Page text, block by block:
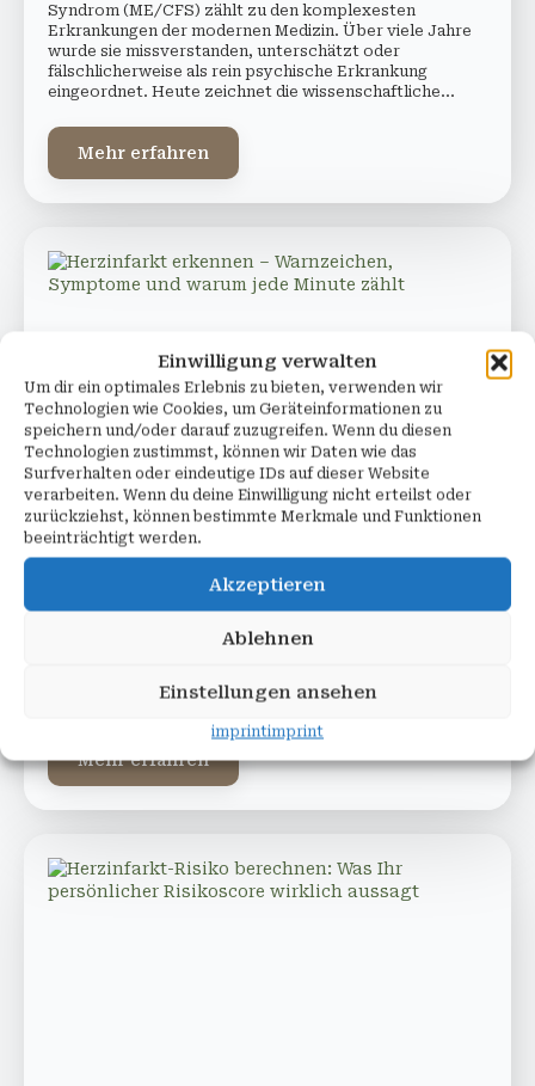
Einwilligung verwalten
Um dir ein optimales Erlebnis zu bieten, verwenden wir
Technologien wie Cookies, um Geräteinformationen zu
speichern und/oder darauf zuzugreifen. Wenn du diesen
Technologien zustimmst, können wir Daten wie das
Surfverhalten oder eindeutige IDs auf dieser Website
verarbeiten. Wenn du deine Einwilligung nicht erteilst oder
zurückziehst, können bestimmte Merkmale und Funktionen
beeinträchtigt werden.
Akzeptieren
Ablehnen
Einstellungen ansehen
imprintimprint
Syndrom (ME/CFS) zählt zu den komplexesten
Erkrankungen der modernen Medizin. Über viele Jahre
wurde sie missverstanden, unterschätzt oder
fälschlicherweise als rein psychische Erkrankung
eingeordnet. Heute zeichnet die wissenschaftliche…
Mehr erfahren
Herzinfarkt erkennen – Warnzeichen,
Symptome und warum jede Minute zählt
dramatischen Zusammenbruch. Oft sind es scheinbar
Mehr erfahren